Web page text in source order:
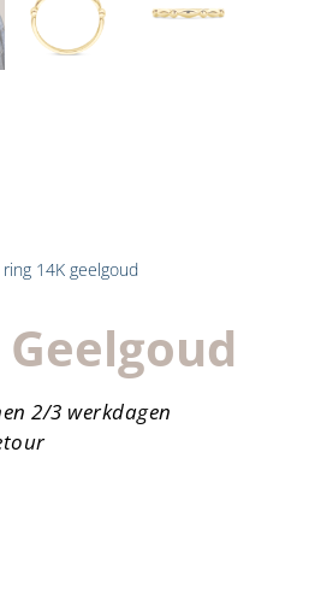
14K geelgoud
2/3 werkdagen